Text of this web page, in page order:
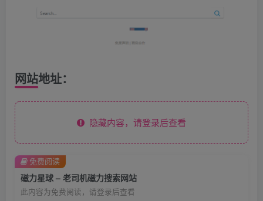
网站地址：
隐藏内容，请登录后查看
磁力星球 – 老司机磁力搜索网站
此内容为免费阅读，请登录后查看
免费阅读